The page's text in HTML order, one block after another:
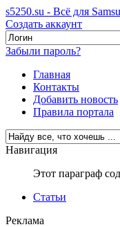
s5250.su - Всё для
Создать аккаунт
Забыли пароль?
Главная
Контакты
Добавить новость
Правила портала
Навигация
Этот параграф
Статьи
Реклама